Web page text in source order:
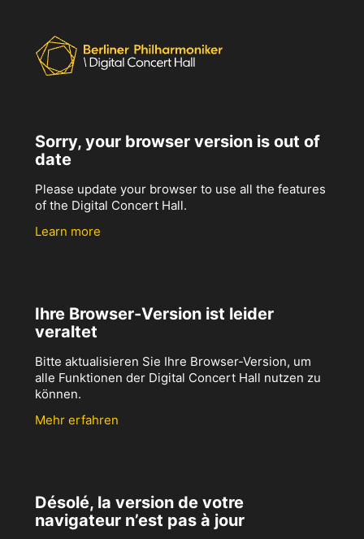
Sorry, your browser version is out of
date
Please update your browser to use all the features
of the Digital Concert Hall.
Learn more
Ihre Browser-Version ist leider
veraltet
Bitte aktualisieren Sie Ihre Browser-Version, um
alle Funktionen der Digital Concert Hall nutzen zu
können.
Mehr erfahren
Désolé, la version de votre
navigateur n’est pas à jour